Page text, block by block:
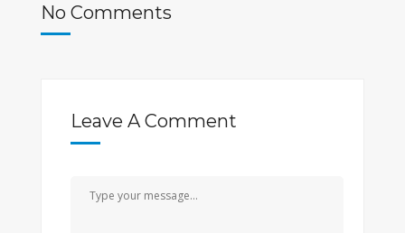
No Comments
Leave A Comment